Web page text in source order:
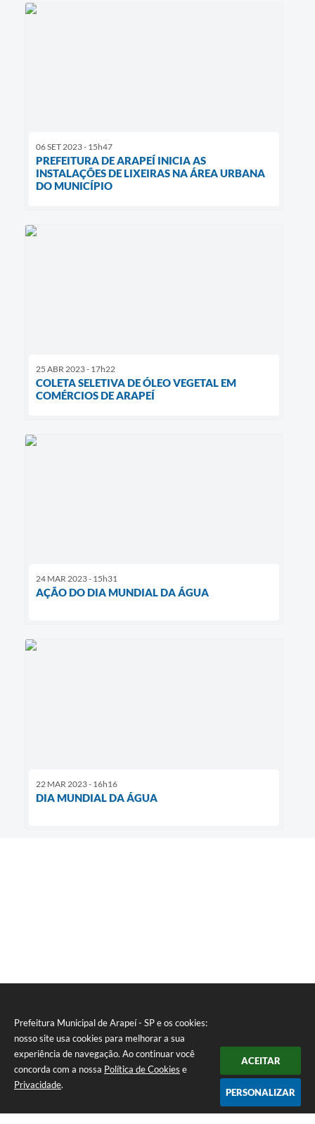
Prefeitura Municipal de Arapeí - SP e os cookies:
nosso site usa cookies para melhorar a sua
experiência de navegação. Ao continuar você
concorda com a nossa Política de Cookies e
Privacidade.
ACEITAR
PERSONALIZAR
06 SET 2023 - 15h47
PREFEITURA DE ARAPEÍ INICIA AS
INSTALAÇÕES DE LIXEIRAS NA ÁREA URBANA
DO MUNICÍPIO
25 ABR 2023 - 17h22
COLETA SELETIVA DE ÓLEO VEGETAL EM
COMÉRCIOS DE ARAPEÍ
24 MAR 2023 - 15h31
AÇÃO DO DIA MUNDIAL DA ÁGUA
22 MAR 2023 - 16h16
DIA MUNDIAL DA ÁGUA